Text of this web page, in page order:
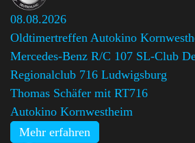
08.08.2026
Oldtimertreffen Autokino
Mercedes-Benz R/C 107 SL-Club
Regionalclub 716 Ludwigsburg
Thomas Schäfer mit RT716
Autokino Kornwestheim
Mehr erfahren